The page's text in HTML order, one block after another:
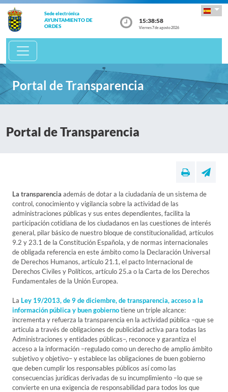
Sede electrónica
AYUNTAMIENTO DE
ORDES
15:38:58
Viernes 7 de agosto 2026
Portal de Transparencia
Portal de Transparencia
La transparencia además de dotar a la ciudadanía de un sistema de
control, conocimiento y vigilancia sobre la actividad de las
administraciones públicas y sus entes dependientes, facilita la
participación cotidiana de los ciudadanos en las cuestiones de interés
general, pilar básico de nuestro bloque de constitucionalidad, artículos
9.2 y 23.1 de la Constitución Española, y de normas internacionales
de obligada referencia en este ámbito como la Declaración Universal
de Derechos Humanos, artículo 21.1, el pacto Internacional de
Derechos Civiles y Políticos, artículo 25.a o la Carta de los Derechos
Fundamentales de la Unión Europea.
La Ley 19/2013, de 9 de diciembre, de transparencia, acceso a la
información pública y buen gobiernotiene un triple alcance:
incrementa y refuerza la transparencia en la actividad pública –que se
articula a través de obligaciones de publicidad activa para todas las
Administraciones y entidades públicas–, reconoce y garantiza el
acceso a la información –regulado como un derecho de amplio ámbito
subjetivo y objetivo– y establece las obligaciones de buen gobierno
que deben cumplir los responsables públicos así como las
consecuencias jurídicas derivadas de su incumplimiento –lo que se
convierte en una exigencia de responsabilidad para todos los que